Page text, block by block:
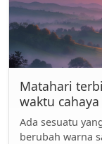
Matahari
waktu
Ada sesuatu
berubah warna